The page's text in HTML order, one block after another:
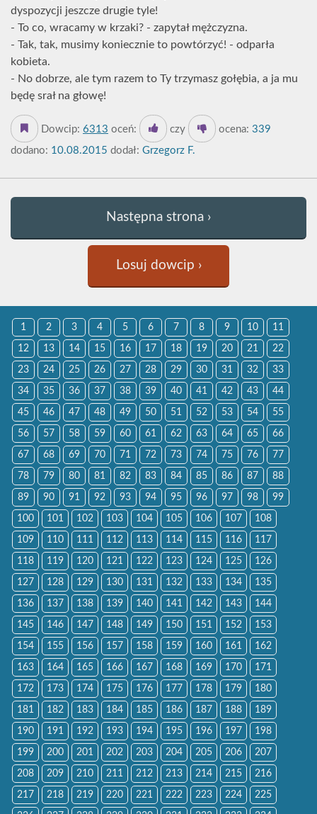
dyspozycji jeszcze drugie tyle!
- To co, wracamy w krzaki? - zapytał mężczyzna.
- Tak, tak, musimy koniecznie to powtórzyć! - odparła
kobieta.
- No dobrze, ale tym razem to Ty trzymasz gołębia, a ja mu
będę srał na głowę!
Dowcip: 6313 oceń: czy ocena: 339
dodano: 10.08.2015 dodał: Grzegorz F.
Następna strona ›
Losuj dowcip ›
1 2 3 4 5 6 7 8 9 10 11
12 13 14 15 16 17 18 19 20 21 22
23 24 25 26 27 28 29 30 31 32 33
34 35 36 37 38 39 40 41 42 43 44
45 46 47 48 49 50 51 52 53 54 55
56 57 58 59 60 61 62 63 64 65 66
67 68 69 70 71 72 73 74 75 76 77
78 79 80 81 82 83 84 85 86 87 88
89 90 91 92 93 94 95 96 97 98 99
100 101 102 103 104 105 106 107 108
109 110 111 112 113 114 115 116 117
118 119 120 121 122 123 124 125 126
127 128 129 130 131 132 133 134 135
136 137 138 139 140 141 142 143 144
145 146 147 148 149 150 151 152 153
154 155 156 157 158 159 160 161 162
163 164 165 166 167 168 169 170 171
172 173 174 175 176 177 178 179 180
181 182 183 184 185 186 187 188 189
190 191 192 193 194 195 196 197 198
199 200 201 202 203 204 205 206 207
208 209 210 211 212 213 214 215 216
217 218 219 220 221 222 223 224 225